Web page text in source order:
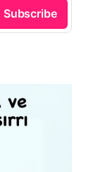
Subscribe